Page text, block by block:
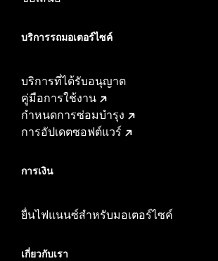
บริการรถมอเตอร์ไซค์​
บริการที่ได้รับอนุญาต
คู่มือการใช้งาน
กำหนดการซ่อมบำรุง
การอัปเดตซอฟต์แวร์
การเงิน
ยื่นไฟแนนซ์สำหรับมอเตอร์ไซค์
เกี่ยวกับเรา